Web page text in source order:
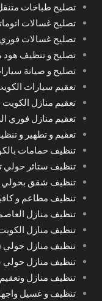
تصليح طباخات
تصليح غسالات
تصليح غسالات
تصليح و تنظيف هود
تصليح و صيانة
تعقيم سيارات
تعقيم منازل الكويت خدمة
تعقيم منازل فوري
تعقيم و تطهير و
تنظيف حمامات
تنظيف ستائر حولي
تنظيف شقق بحولي
تنظيف مطاعم و
تنظيف منازل
تنظيف منازل الكويت
تنظيف منازل حولي 24 ساعة خدمة تنظيف المساجد في حولي
تنظيف منازل حولي
تنظيف منازل
تنظيف و غسيل